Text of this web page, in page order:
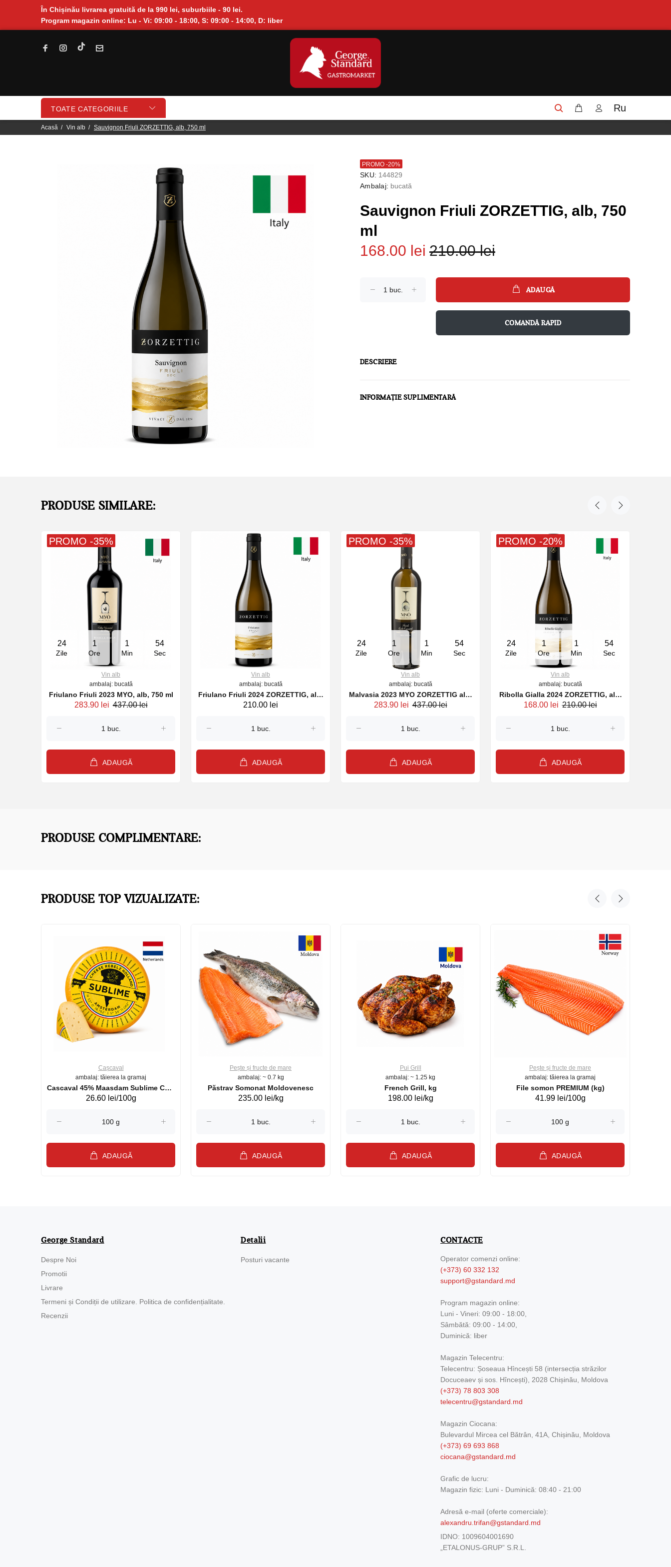
În Chișinău livrarea gratuită de la 990 lei, suburbiile - 90 lei.
Program magazin online: Lu - Vi: 09:00 - 18:00, S: 09:00 - 14:00, D: liber
TOATE CATEGORIILE Ru
Acasă Vin alb Sauvignon Friuli ZORZETTIG, alb, 750 ml
PROMO -20%
SKU: 144829
Ambalaj: bucată
Sauvignon Friuli ZORZETTIG, alb, 750
ml
168.00 lei 210.00 lei
ADAUGĂ
COMANDĂ RAPID
DESCRIERE
INFORMAȚIE SUPLIMENTARĂ
PRODUSE SIMILARE:
24
Zile
1
Ore
1
Min
54
Sec
PROMO -35%
Vin alb
ambalaj: bucată
Friulano Friuli 2023 MYO, alb, 750 ml
283.90 lei 437.00 lei
ADAUGĂ
Vin alb
ambalaj: bucată
Friulano Friuli 2024 ZORZETTIG, alb,
750 ml
210.00 lei
ADAUGĂ
24
Zile
1
Ore
1
Min
54
Sec
PROMO -35%
Vin alb
ambalaj: bucată
Malvasia 2023 MYO ZORZETTIG alb,
750ml
283.90 lei 437.00 lei
ADAUGĂ
24
Zile
1
Ore
1
Min
54
Sec
PROMO -20%
Vin alb
ambalaj: bucată
Ribolla Gialla 2024 ZORZETTIG, alb,
750ml
168.00 lei 210.00 lei
ADAUGĂ
PRODUSE COMPLIMENTARE:
PRODUSE TOP VIZUALIZATE:
Cașcaval
ambalaj: tăierea la gramaj
Cascaval 45% Maasdam Sublime Cow
(075002)
26.60 lei/100g
ADAUGĂ
Pește și fructe de mare
ambalaj: ~ 0.7 kg
Păstrav Somonat Moldovenesc
235.00 lei/kg
ADAUGĂ
Pui Grill
ambalaj: ~ 1.25 kg
French Grill, kg
198.00 lei/kg
ADAUGĂ
Pește și fructe de mare
ambalaj: tăierea la gramaj
File somon PREMIUM (kg)
41.99 lei/100g
ADAUGĂ
George Standard
Despre Noi
Promotii
Livrare
Termeni și Condiții de utilizare. Politica de confidențialitate.
Recenzii
Detalii
Posturi vacante
CONTACTE
Operator comenzi online:
(+373) 60 332 132
support@gstandard.md
Program magazin online:
Luni - Vineri: 09:00 - 18:00,
Sâmbătă: 09:00 - 14:00,
Duminică: liber
Magazin Telecentru:
Telecentru: Șoseaua Hîncești 58 (intersecția străzilor
Docuceaev și sos. Hîncești), 2028 Chișinău, Moldova
(+373) 78 803 308
telecentru@gstandard.md
Magazin Ciocana:
Bulevardul Mircea cel Bătrân, 41A, Chișinău, Moldova
(+373) 69 693 868
ciocana@gstandard.md
Grafic de lucru:
Magazin fizic: Luni - Duminică: 08:40 - 21:00
Adresă e-mail (oferte comerciale):
alexandru.trifan@gstandard.md
IDNO: 1009604001690
„ETALONUS-GRUP” S.R.L.